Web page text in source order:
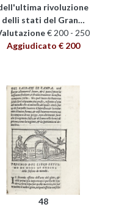
rivoluzione
delli stati del Gran…
€ 200 - 250
Aggiudicato € 200
48